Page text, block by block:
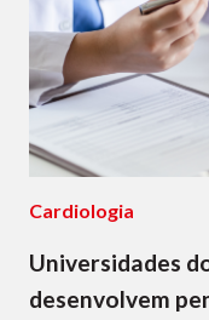
Cardiologia
Universidades
desenvolvem